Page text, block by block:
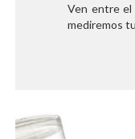
Ven entre el
mediremos